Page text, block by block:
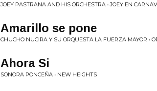
JOEY PASTRANA AND HIS ORCHESTRA • JOEY EN
Amarillo se pone
CHUCHO NUCIRA Y SU ORQUESTA LA FUERZA MAYOR •
Ahora Si
SONORA PONCEÑA • NEW HEIGHTS